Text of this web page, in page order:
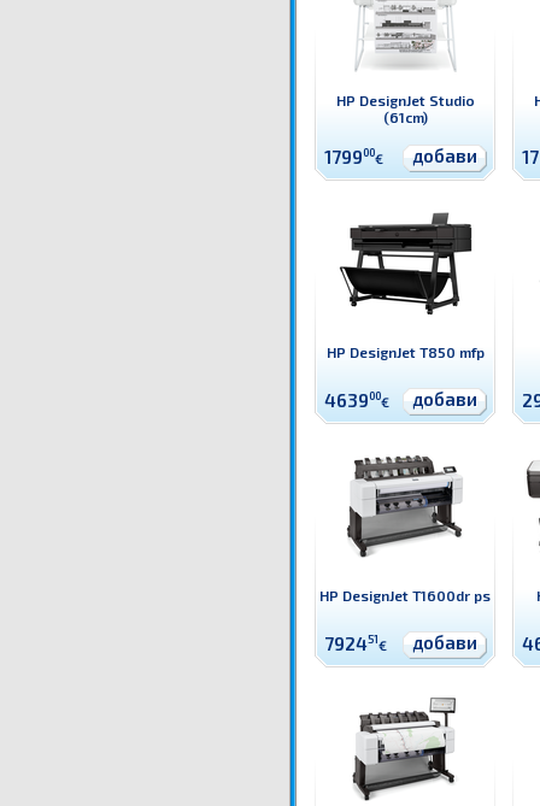
HP DesignJet Studio
(61cm)
179900€ добави
HP DesignJet T850 mfp
463900€ добави
HP DesignJet T1600dr ps
792451€ добави